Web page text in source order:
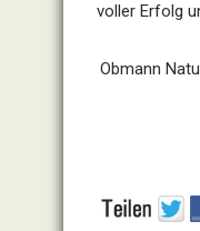
voller Erfolg
Obmann